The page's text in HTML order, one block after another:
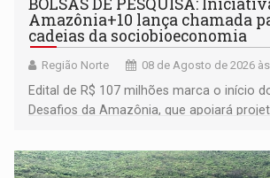
BOLSAS DE PESQUISA:
Amazônia+10 lança chamada
cadeias da sociobioeconomia
Região Norte 08 de Agosto de 2026
Edital de R$ 107 milhões marca o início
Desafios da Amazônia, que apoiará
submissão de pré-propostas poderá ser
setembro